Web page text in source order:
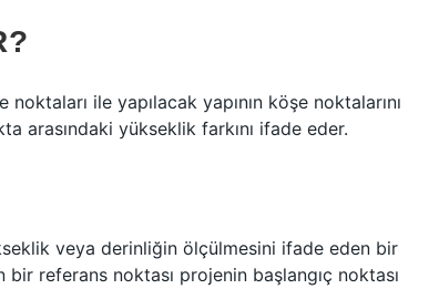
ile yapılacak yapının köşe noktalarını
arasındaki yükseklik farkını ifade eder.
veya derinliğin ölçülmesini ifade eden bir
referans noktası projenin başlangıç ​​noktası